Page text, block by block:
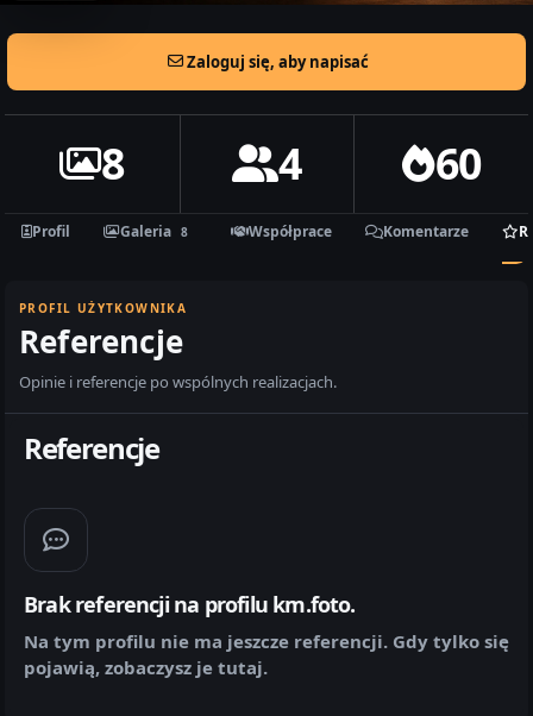
Zaloguj się, aby napisać
8 4 60
Profil Galeria 8 Współprace Komentarze
PROFIL UŻYTKOWNIKA
Referencje
Opinie i referencje po wspólnych realizacjach.
Referencje
Brak referencji na profilu km.foto.
Na tym profilu nie ma jeszcze referencji. Gdy tylko się
pojawią, zobaczysz je tutaj.